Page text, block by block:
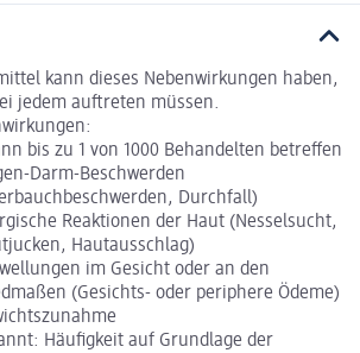
kann dieses Nebenwirkungen haben,
jedem auftreten müssen.
bis zu 1 von 1000 Behandelten betreffen
Darm-Beschwerden
Durchfall)
Reaktionen der Haut (Nesselsucht,
Hautausschlag)
im Gesicht oder an den
(Gesichts- oder periphere Ödeme)
Häufigkeit auf Grundlage der